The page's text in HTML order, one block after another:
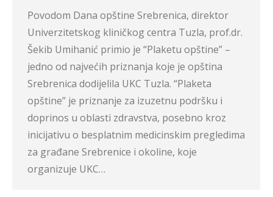
Povodom Dana opštine Srebrenica, direktor
Univerzitetskog kliničkog centra Tuzla, prof.dr.
Šekib Umihanić primio je “Plaketu opštine” –
jedno od najvećih priznanja koje je opština
Srebrenica dodijelila UKC Tuzla. “Plaketa
opštine” je priznanje za izuzetnu podršku i
doprinos u oblasti zdravstva, posebno kroz
inicijativu o besplatnim medicinskim pregledima
za građane Srebrenice i okoline, koje
organizuje UKC…